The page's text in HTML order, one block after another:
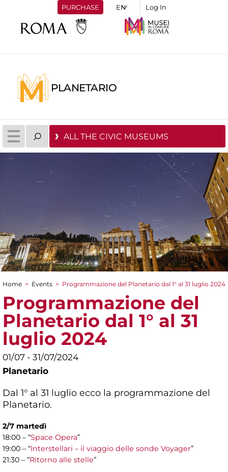
PURCHASE Log In
PLANETARIO
ALL THE CIVIC MUSEUMS
You are here
Home > Events > Programmazione del Planetario dal 1° al 31 luglio 2024
Programmazione del
Planetario dal 1° al 31
luglio 2024
01/07 - 31/07/2024
Planetario
Dal 1° al 31 luglio ecco la programmazione del
Planetario.
2/7 martedì
18:00 – “Space Opera”
19:00 – “Interstellari – il viaggio delle sonde Voyager”
21:30 – “Ritorno alle stelle”